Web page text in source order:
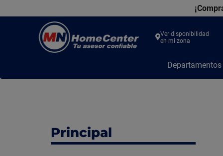
Center
Ver disponibilidad
en mi zona
Departamentos
Principal